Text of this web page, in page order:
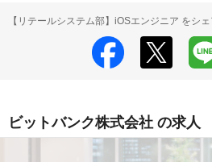
【リテールシステム部】iOSエンジニア をシ
ビットバンク株式会社 の求人